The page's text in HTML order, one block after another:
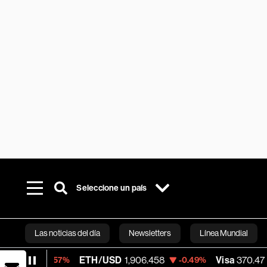
Seleccione un país
Las noticias del día Newsletters Línea Mundial
Bloomberg
ETH/USD 1,906.458 -0.49% Visa 370.47 +0.52%